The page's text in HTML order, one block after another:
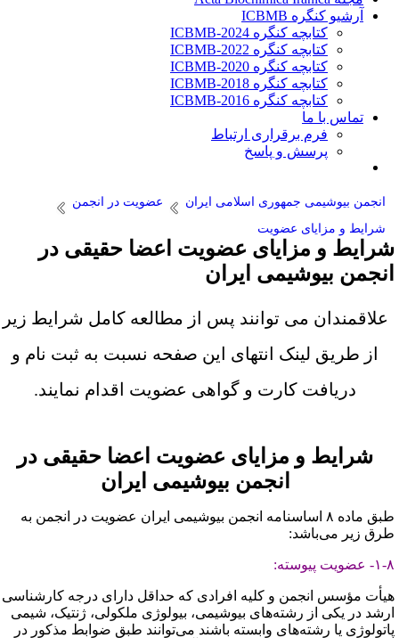
آرشیو کنگره ICBMB
کتابچه کنگره ICBMB-2024
کتابچه کنگره ICBMB-2022
کتابچه کنگره ICBMB-2020
کتابچه کنگره ICBMB-2018
کتابچه کنگره ICBMB-2016
تماس با ما
فرم برقراری ارتباط
پرسش و پاسخ
انجمن بیوشیمی جمهوری اسلامی ایران
عضویت در انجمن
شرایط و مزایای عضویت
و مزایای عضویت اعضا حقیقی در
بیوشیمی ایران
علاقمندان می توانند پس از مطالعه کامل شرایط زیر
از طریق لینک انتهای این صفحه نسبت به ثبت نام و
دریافت کارت و گواهی عضویت اقدام نمایند.
شرایط و مزایای عضویت اعضا حقیقی در
انجمن بیوشیمی ایران
طبق ماده ۸ اساسنامه انجمن بیوشیمی ایران عضویت در انجمن به
زیر می‌باشد:
پیوسته:
مؤسس انجمن و کلیه افرادی که حداقل دارای درجه کارشناسی
در یکی از رشته‌های بیوشیمی، بیولوژی ملکولی، ژنتیک، شیمی
یا رشته‌های وابسته باشند می‌توانند طبق ضوابط مذکور در